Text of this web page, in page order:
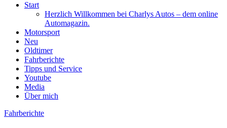
Start
Herzlich Willkommen bei Charlys Autos – dem online
Automagazin.
Motorsport
Neu
Oldtimer
Fahrberichte
Tipps und Service
Youtube
Media
Über mich
Fahrberichte